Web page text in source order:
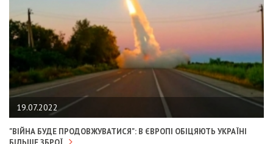
19.07.2022
"ВІЙНА БУДЕ ПРОДОВЖУВАТИСЯ": В ЄВРОПІ ОБІЦЯЮТЬ УКРАЇНІ